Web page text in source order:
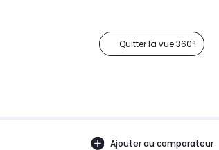
Quitter la vue 360°
Ajouter au comparateur